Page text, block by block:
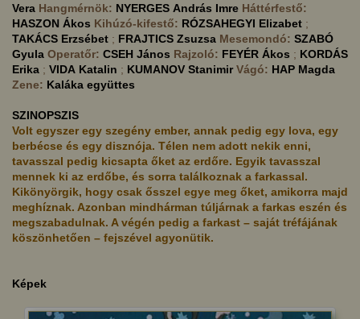
Vera Hangmérnök: NYERGES András Imre Háttérfestő:
HASZON Ákos Kihúzó-kifestő: RÓZSAHEGYI Elizabet ;
TAKÁCS Erzsébet ; FRAJTICS Zsuzsa Mesemondó: SZABÓ
Gyula Operatőr: CSEH János Rajzoló: FEYÉR Ákos ; KORDÁS
Erika ; VIDA Katalin ; KUMANOV Stanimir Vágó: HAP Magda
Zene: Kaláka együttes
SZINOPSZIS
Volt egyszer egy szegény ember, annak pedig egy lova, egy
berbécse és egy disznója. Télen nem adott nekik enni,
tavasszal pedig kicsapta őket az erdőre. Egyik tavasszal
mennek ki az erdőbe, és sorra találkoznak a farkassal.
Kikönyörgik, hogy csak ősszel egye meg őket, amikorra majd
meghíznak. Azonban mindhárman túljárnak a farkas eszén és
megszabadulnak. A végén pedig a farkast – saját tréfájának
köszönhetően – fejszével agyonütik.
Képek